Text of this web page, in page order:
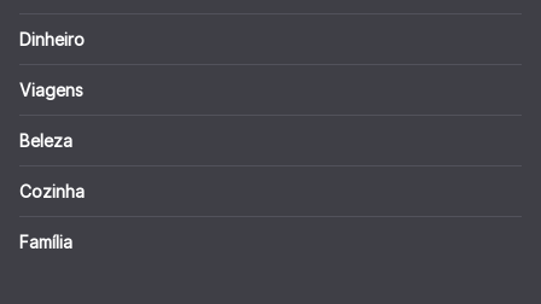
Dinheiro
Viagens
Beleza
Cozinha
Família